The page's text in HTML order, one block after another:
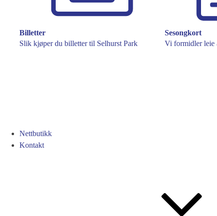
Billetter
Slik kjøper du billetter til Selhurst Park
Sesongkort
Vi formidler leie
Nettbutikk
Kontakt